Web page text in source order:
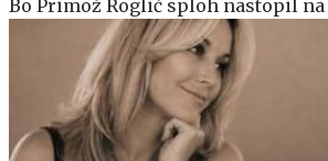
Bo Primož Roglič sploh nastopil na